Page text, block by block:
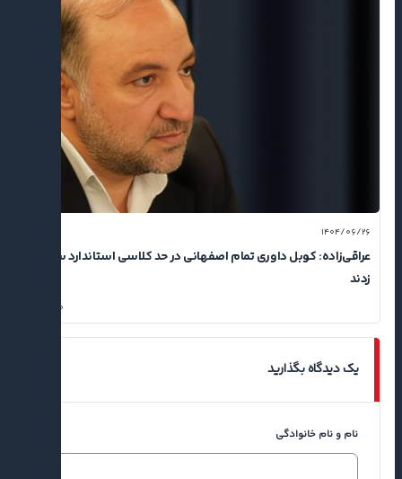
۱۴۰۴/۰۶/۲۶
عراقی‌زاده: کوبل داوری تمام اصفهانی در حد کلاسی استاندارد سوت
زدند
۰
یک دیدگاه بگذارید
نام و نام خانوادگی